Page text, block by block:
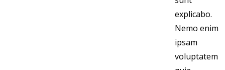
explicabo.
Nemo enim
ipsam
voluptatem